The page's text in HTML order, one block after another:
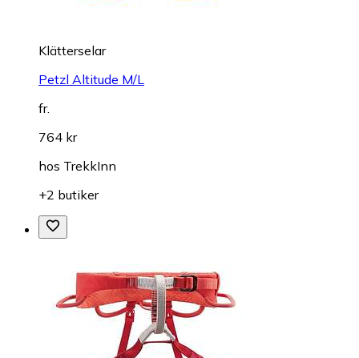
Klätterselar
Petzl Altitude M/L
fr.
764 kr
hos TrekkInn
+2 butiker